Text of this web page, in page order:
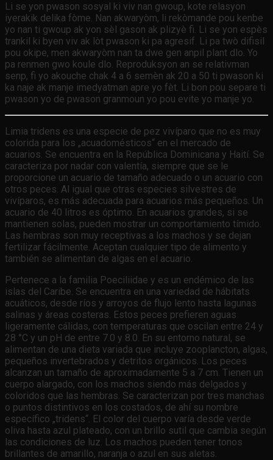
Li se yon pwason sosyal ki viv nan gwoup, kote relasyon
iyerakik delika fòme. Nan akwaryòm, li rekòmande pou kenbe
yo nan ti gwoup ak yon sèl gason ak plizyè fi. Li se yon espès
trankil ki byen viv ak lòt pwason ki pa agresif. Li pa twò difisil
pou okipe, men akwaryòm nan ta dwe gen anpil plant dlo. Yo
pa renmen gwo koule dlo. Reproduksyon an se relativman
senp, fi yo akouche chak 4 a 6 semèn ak 20 a 50 ti pwason ki
ka naje ak manje imedyatman apre yo fèt. Li bon pou separe ti
pwason yo de pwason granmoun yo pou evite yo manje yo.
Limia tridens es una especie de pez vivíparo que no es muy
colorida para los „acuadomésticos“ en el mercado de
acuarios. Se encuentra en la República Dominicana y Haití. Se
caracteriza por nadar con valentía, siempre que se le
proporcione un acuario de tamaño adecuado o un acuario con
otros peces. Al igual que otras especies silvestres de
vivíparos, es más adecuada para acuarios más pequeños. Un
acuario de 40 litros es óptimo. En acuarios grandes, si se
mantienen solas, pueden mostrar un comportamiento tímido.
Las hembras son muy receptivas a los machos y se dejan
fertilizar fácilmente. Aceptan cualquier tipo de alimento y
también se alimentan de algas en el acuario.
Pertenece a la familia Poeciliidae y es un endémico de las
islas del Caribe. Se encuentra en una variedad de hábitats
acuáticos, desde ríos y arroyos de flujo lento hasta lagunas
salinas y áreas costeras. Estos peces prefieren aguas
ligeramente cálidas, con temperaturas que oscilan entre 24 y
28 °C y un pH de entre 7.0 y 8.0. En su entorno natural, se
alimentan de una dieta variada que incluye zooplancton, algas,
pequeños invertebrados y detritos orgánicos. Los peces
alcanzan un tamaño de aproximadamente 5 a 7 cm. Tienen un
cuerpo alargado, con los machos siendo más delgados y
coloridos que las hembras. Se caracterizan por tres manchas
o puntos distintivos en los costados, de ahí su nombre
específico „tridens“. El color del cuerpo varía desde verde
oliva hasta azul plateado, con un brillo sutil que cambia según
las condiciones de luz. Los machos pueden tener tonos
brillantes de amarillo, naranja o azul en sus aletas.